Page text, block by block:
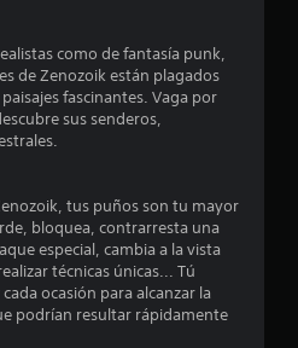
o
.
6
4
como de fantasía punk,
de Zenozoik están plagados
fascinantes. Vaga por
sus senderos,
tus puños son tu mayor
bloquea, contrarresta una
especial, cambia a la vista
técnicas únicas... Tú
ocasión para alcanzar la
podrían resultar rápidamente